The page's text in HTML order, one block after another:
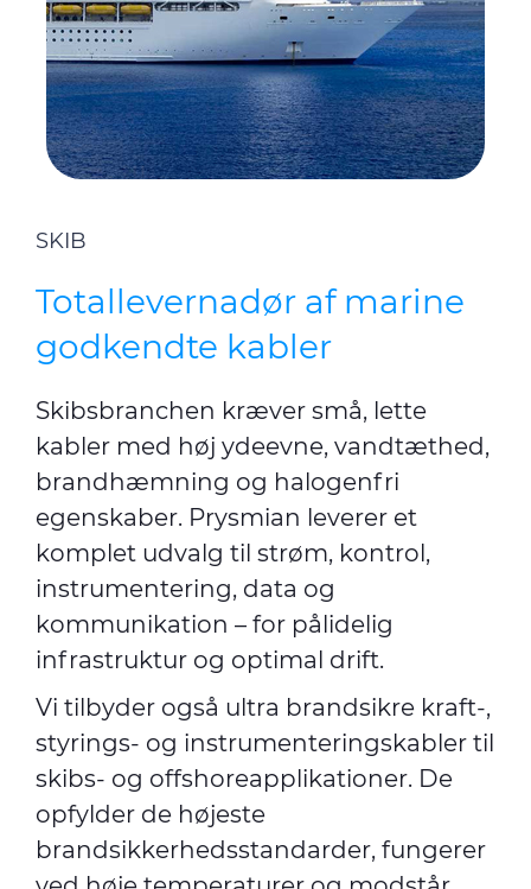
SKIB
Totallevernadør af marine
godkendte kabler
Skibsbranchen kræver små, lette
kabler med høj ydeevne, vandtæthed,
brandhæmning og halogenfri
egenskaber. Prysmian leverer et
komplet udvalg til strøm, kontrol,
instrumentering, data og
kommunikation – for pålidelig
infrastruktur og optimal drift.
Vi tilbyder også ultra brandsikre kraft-,
styrings- og instrumenteringskabler til
skibs- og offshoreapplikationer. De
opfylder de højeste
brandsikkerhedsstandarder, fungerer